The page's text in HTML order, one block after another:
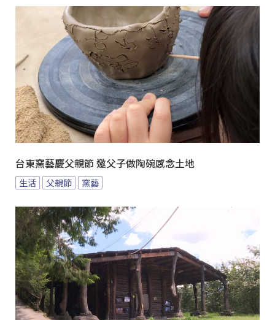
台東窯藝慶父親節 邀父子做陶碗感念土地
生活 父親節 窯藝